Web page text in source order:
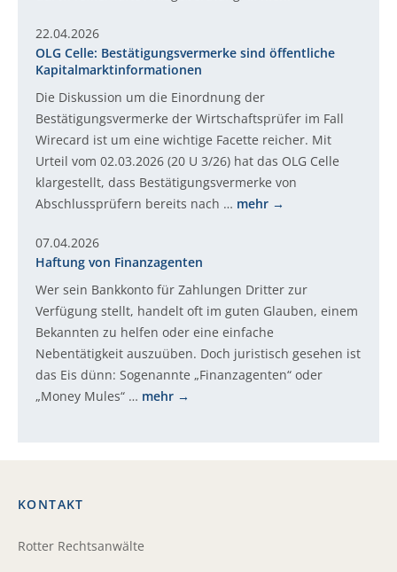
22.04.2026
OLG Celle: Bestätigungsvermerke sind öffentliche
Kapitalmarktinformationen
Die Diskussion um die Einordnung der
Bestätigungsvermerke der Wirtschaftsprüfer im Fall
Wirecard ist um eine wichtige Facette reicher. Mit
Urteil vom 02.03.2026 (20 U 3/26) hat das OLG Celle
klargestellt, dass Bestätigungsvermerke von
Abschlussprüfern bereits nach … mehr
07.04.2026
Haftung von Finanzagenten
Wer sein Bankkonto für Zahlungen Dritter zur
Verfügung stellt, handelt oft im guten Glauben, einem
Bekannten zu helfen oder eine einfache
Nebentätigkeit auszuüben. Doch juristisch gesehen ist
das Eis dünn: Sogenannte „Finanzagenten“ oder
„Money Mules“ … mehr
KONTAKT
Rotter Rechtsanwälte